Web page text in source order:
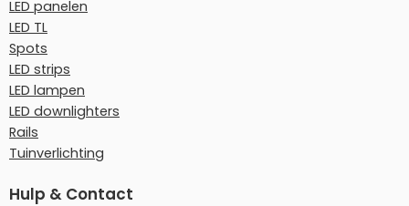
LED panelen
LED TL
Spots
LED strips
LED lampen
LED downlighters
Rails
Tuinverlichting
Hulp & Contact